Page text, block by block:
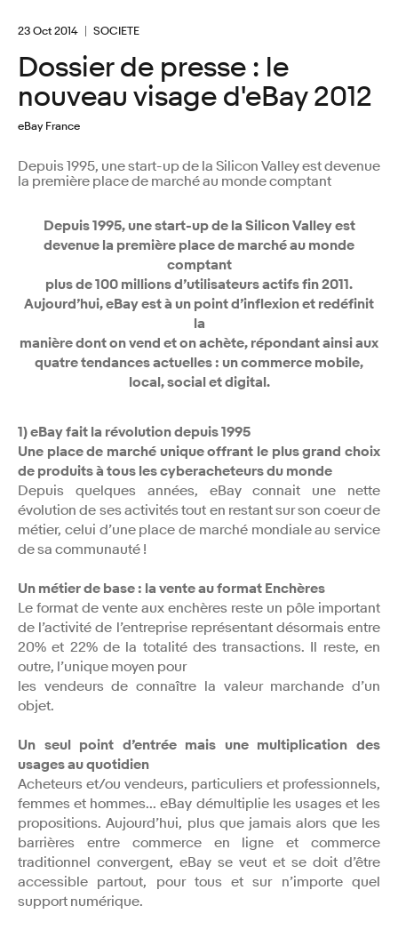
23 Oct 2014 SOCIETE
Dossier de presse : le
nouveau visage d'eBay 2012
eBay France
Depuis 1995, une start-up de la Silicon Valley est devenue
la première place de marché au monde comptant
Depuis 1995, une start-up de la Silicon Valley est
devenue la première place de marché au monde
comptant
plus de 100 millions d’utilisateurs actifs fin 2011.
Aujourd’hui, eBay est à un point d’inflexion et redéfinit
la
manière dont on vend et on achète, répondant ainsi aux
quatre tendances actuelles : un commerce mobile,
local, social et digital.
1) eBay fait la révolution depuis 1995
Une place de marché unique offrant le plus grand choix
de produits à tous les cyberacheteurs du monde
Depuis quelques années, eBay connait une nette
évolution de ses activités tout en restant sur son coeur de
métier, celui d’une place de marché mondiale au service
de sa communauté !
Un métier de base : la vente au format Enchères
Le format de vente aux enchères reste un pôle important
de l’activité de l’entreprise représentant désormais entre
20% et 22% de la totalité des transactions. Il reste, en
outre, l’unique moyen pour
les vendeurs de connaître la valeur marchande d’un
objet.
Un seul point d’entrée mais une multiplication des
usages au quotidien
Acheteurs et/ou vendeurs, particuliers et professionnels,
femmes et hommes... eBay démultiplie les usages et les
propositions. Aujourd’hui, plus que jamais alors que les
barrières entre commerce en ligne et commerce
traditionnel convergent, eBay se veut et se doit d’être
accessible partout, pour tous et sur n’importe quel
support numérique.